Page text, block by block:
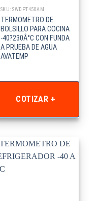
SKU: SWDPT450AM
TERMOMETRO DE
BOLSILLO PARA COCINA
-40?230Â°C CON FUNDA
A PRUEBA DE AGUA
AVATEMP
COTIZAR +